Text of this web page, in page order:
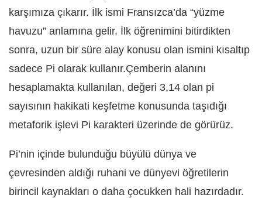
karşımıza çıkarır. İlk ismi Fransızca’da “yüzme
havuzu” anlamına gelir. İlk öğrenimini bitirdikten
sonra, uzun bir süre alay konusu olan ismini kısaltıp
sadece Pi olarak kullanır.Çemberin alanını
hesaplamakta kullanılan, değeri 3,14 olan pi
sayısının hakikati keşfetme konusunda taşıdığı
metaforik işlevi Pi karakteri üzerinde de görürüz.
Pi’nin içinde bulunduğu büyülü dünya ve
çevresinden aldığı ruhani ve dünyevi öğretilerin
birincil kaynakları o daha çocukken hali hazırdadır.